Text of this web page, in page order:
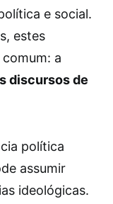
e social.
estes
a
discursos de
política
assumir
ideológicas.